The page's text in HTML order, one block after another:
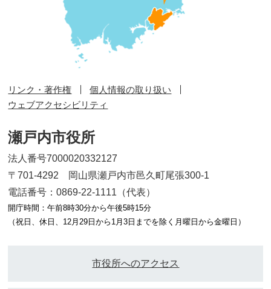
リンク・著作権
個人情報の取り扱い
ウェブアクセシビリティ
瀬戸内市役所
法人番号7000020332127
〒701-4292 岡山県瀬戸内市邑久町尾張300-1
電話番号：0869-22-1111（代表）
開庁時間：午前8時30分から午後5時15分
（祝日、休日、12月29日から1月3日までを除く月曜日から金曜日）
市役所へのアクセス